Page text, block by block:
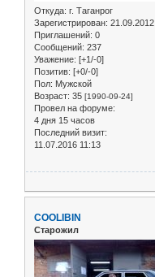
Откуда: г. Таганрог
Зарегистрирован: 21.09.2012
Приглашений: 0
Сообщений: 237
Уважение: [+1/-0]
Позитив: [+0/-0]
Пол: Мужской
Возраст: 35 [1990-09-24]
Провел на форуме:
4 дня 15 часов
Последний визит:
11.07.2016 11:13
COOLIBIN
Старожил